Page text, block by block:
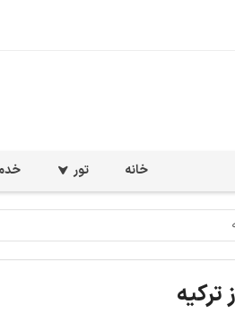
خانه تور
ترکیه